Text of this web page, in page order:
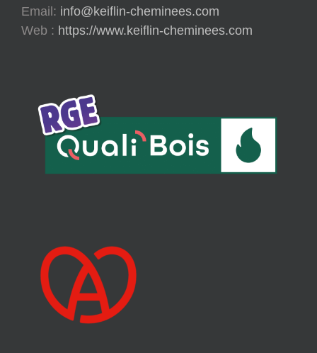
Email: info@keiflin-cheminees.com
Web : https://www.keiflin-cheminees.com